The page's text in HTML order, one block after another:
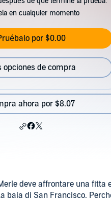
en cualquier momento
por $0.00
opciones de compra
ahora por $8.07
deve affrontare una
baia di San Francisco.